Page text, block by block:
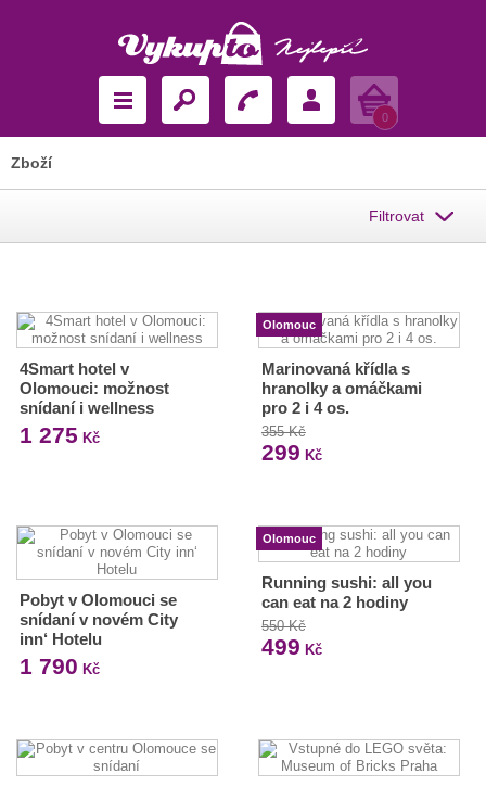
Košík
0
Zboží
Filtrovat
4Smart hotel v
Olomouci: možnost
snídaní i wellness
1 275 Kč
Olomouc
Marinovaná křídla s
hranolky a omáčkami
pro 2 i 4 os.
355 Kč
299 Kč
Pobyt v Olomouci se
snídaní v novém City
inn‘ Hotelu
1 790 Kč
Olomouc
Running sushi: all you
can eat na 2 hodiny
550 Kč
499 Kč